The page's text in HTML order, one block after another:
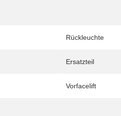
Rückleuchte
Ersatzteil
Vorfacelift